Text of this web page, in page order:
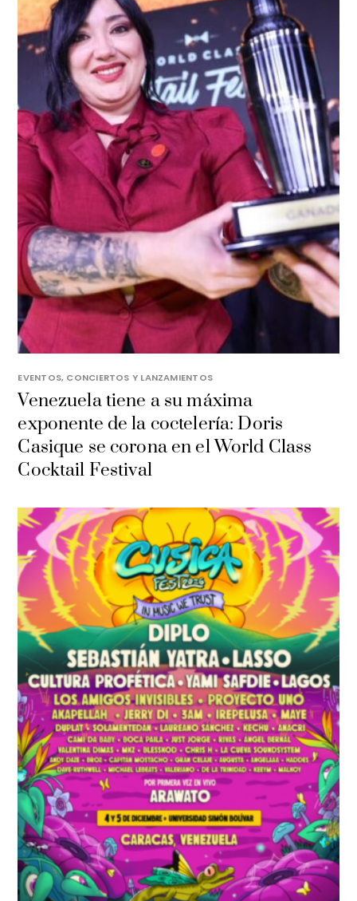
EVENTOS, CONCIERTOS Y LANZAMIENTOS
Venezuela tiene a su máxima
exponente de la coctelería: Doris
Casique se corona en el World Class
Cocktail Festival